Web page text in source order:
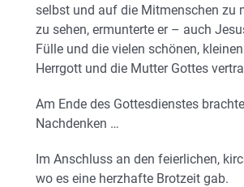
selbst und auf die Mitmenschen zu
zu sehen, ermunterte er – auch
Fülle und die vielen schönen,
Herrgott und die Mutter Gottes
Am Ende des Gottesdienstes
Nachdenken …
Im Anschluss an den feierlichen,
wo es eine herzhafte Brotzeit gab.